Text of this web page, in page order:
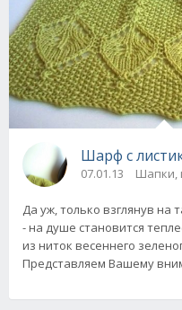
Шарф с
07.01.13 Шапки,
Да уж, только взглянув
- на душе становится
из ниток весеннего
Представляем Вашему